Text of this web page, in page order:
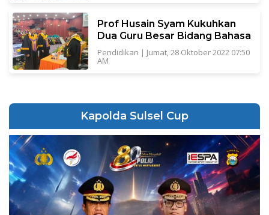
Prof Husain Syam Kukuhkan
Dua Guru Besar Bidang Bahasa
Pendidikan | Jumat, 28 Oktober 2022 07:50
AM
Kapolda Sulsel Cup